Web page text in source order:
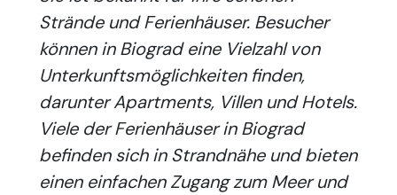
Strände und Ferienhäuser. Besucher
können in Biograd eine Vielzahl von
Unterkunftsmöglichkeiten finden,
darunter Apartments, Villen und Hotels.
Viele der Ferienhäuser in Biograd
befinden sich in Strandnähe und bieten
einen einfachen Zugang zum Meer und